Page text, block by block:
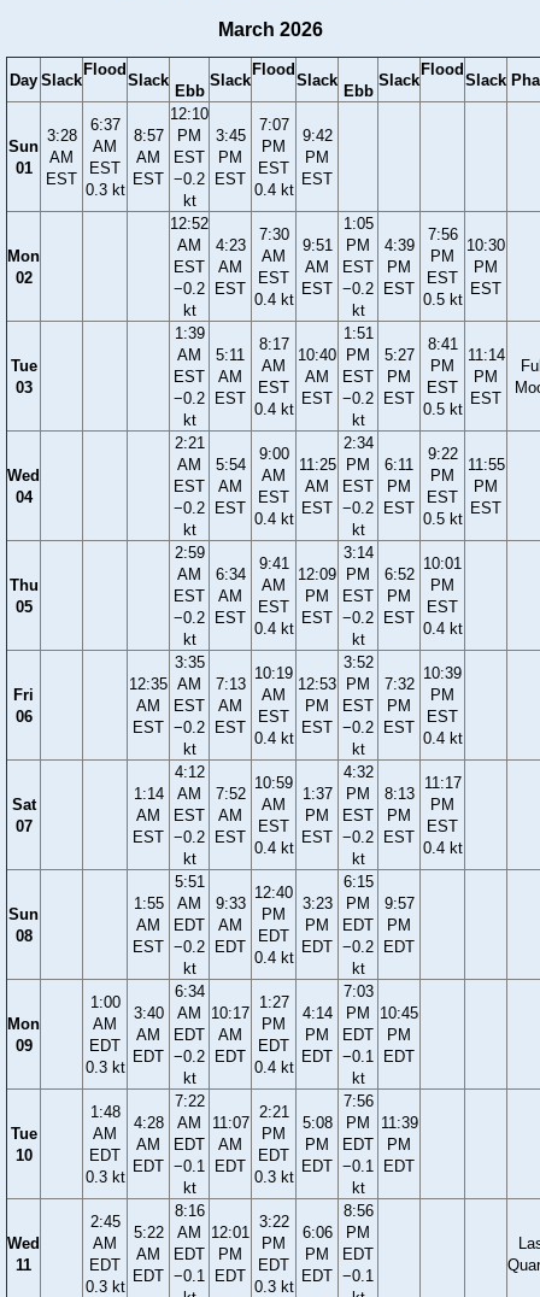
March 2026
Day Slack
Flood
Slack
Ebb
Slack
Flood
Slack
Ebb
Slack
Flood
Slack
Sun
01
3:28
AM
EST
6:37
AM
EST
0.3 kt
8:57
AM
EST
12:10
PM
EST
−0.2
kt
3:45
PM
EST
7:07
PM
EST
0.4 kt
9:42
PM
EST
Mon
02
12:52
AM
EST
−0.2
kt
4:23
AM
EST
7:30
AM
EST
0.4 kt
9:51
AM
EST
1:05
PM
EST
−0.2
kt
4:39
PM
EST
7:56
PM
EST
0.5 kt
10:30
PM
EST
Tue
03
1:39
AM
EST
−0.2
kt
5:11
AM
EST
8:17
AM
EST
0.4 kt
10:40
AM
EST
1:51
PM
EST
−0.2
kt
5:27
PM
EST
8:41
PM
EST
0.5 kt
11:14
PM
EST
Wed
04
2:21
AM
EST
−0.2
kt
5:54
AM
EST
9:00
AM
EST
0.4 kt
11:25
AM
EST
2:34
PM
EST
−0.2
kt
6:11
PM
EST
9:22
PM
EST
0.5 kt
11:55
PM
EST
Thu
05
2:59
AM
EST
−0.2
kt
6:34
AM
EST
9:41
AM
EST
0.4 kt
12:09
PM
EST
3:14
PM
EST
−0.2
kt
6:52
PM
EST
10:01
PM
EST
0.4 kt
Fri
06
12:35
AM
EST
3:35
AM
EST
−0.2
kt
7:13
AM
EST
10:19
AM
EST
0.4 kt
12:53
PM
EST
3:52
PM
EST
−0.2
kt
7:32
PM
EST
10:39
PM
EST
0.4 kt
Sat
07
1:14
AM
EST
4:12
AM
EST
−0.2
kt
7:52
AM
EST
10:59
AM
EST
0.4 kt
1:37
PM
EST
4:32
PM
EST
−0.2
kt
8:13
PM
EST
11:17
PM
EST
0.4 kt
Sun
08
1:55
AM
EST
5:51
AM
EDT
−0.2
kt
9:33
AM
EDT
12:40
PM
EDT
0.4 kt
3:23
PM
EDT
6:15
PM
EDT
−0.2
kt
9:57
PM
EDT
Mon
09
1:00
AM
EDT
0.3 kt
3:40
AM
EDT
6:34
AM
EDT
−0.2
kt
10:17
AM
EDT
1:27
PM
EDT
0.4 kt
4:14
PM
EDT
7:03
PM
EDT
−0.1
kt
10:45
PM
EDT
Tue
10
1:48
AM
EDT
0.3 kt
4:28
AM
EDT
7:22
AM
EDT
−0.1
kt
11:07
AM
EDT
2:21
PM
EDT
0.3 kt
5:08
PM
EDT
7:56
PM
EDT
−0.1
kt
11:39
PM
EDT
Wed
11
2:45
AM
EDT
0.3 kt
5:22
AM
EDT
8:16
AM
EDT
−0.1
12:01
PM
EDT
3:22
PM
EDT
0.3 kt
6:06
PM
EDT
8:56
PM
EDT
−0.1